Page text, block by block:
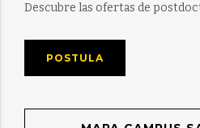
Descubre las ofertas de
POSTULA